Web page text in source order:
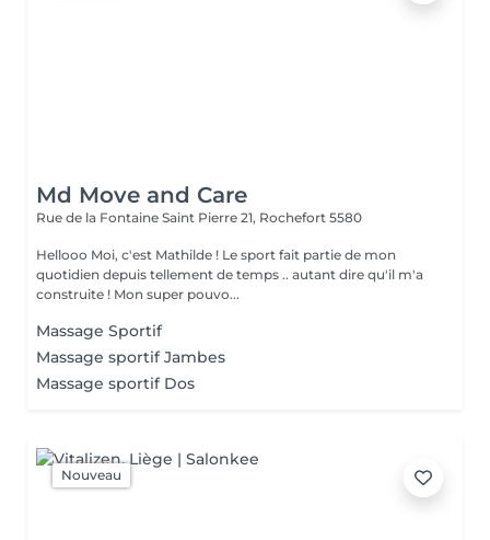
Md Move and Care
Rue de la Fontaine Saint Pierre 21, Rochefort 5580
Hellooo Moi, c'est Mathilde ! Le sport fait partie de mon
quotidien depuis tellement de temps .. autant dire qu'il m'a
construite ! Mon super pouvo...
Massage Sportif
Massage sportif Jambes
Massage sportif Dos
Nouveau